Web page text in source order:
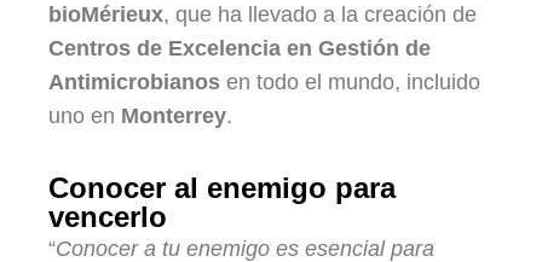
bioMérieux, que ha llevado a la creación de
Centros de Excelencia en Gestión de
Antimicrobianos en todo el mundo, incluido
uno en Monterrey.
Conocer al enemigo para
vencerlo
“Conocer a tu enemigo es esencial para